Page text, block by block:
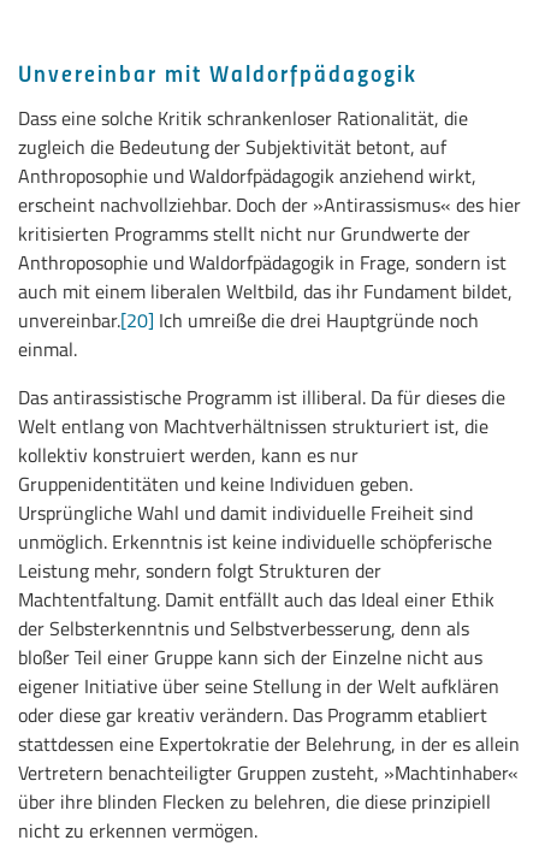
Unvereinbar mit Waldorfpädagogik
Dass eine solche Kritik schrankenloser Rationalität, die
zugleich die Bedeutung der Subjektivität betont, auf
Anthroposophie und Waldorfpädagogik anziehend wirkt,
erscheint nachvollziehbar. Doch der »Antirassismus« des hier
kritisierten Programms stellt nicht nur Grundwerte der
Anthroposophie und Waldorfpädagogik in Frage, sondern ist
auch mit einem liberalen Weltbild, das ihr Fundament bildet,
unvereinbar.[20] Ich umreiße die drei Hauptgründe noch
einmal.
Das antirassistische Programm ist illiberal. Da für dieses die
Welt entlang von Machtverhältnissen strukturiert ist, die
kollektiv konstruiert werden, kann es nur
Gruppenidentitäten und keine Individuen geben.
Ursprüngliche Wahl und damit individuelle Freiheit sind
unmöglich. Erkenntnis ist keine individuelle schöpferische
Leistung mehr, sondern folgt Strukturen der
Machtentfaltung. Damit entfällt auch das Ideal einer Ethik
der Selbsterkenntnis und Selbstverbesserung, denn als
bloßer Teil einer Gruppe kann sich der Einzelne nicht aus
eigener Initiative über seine Stellung in der Welt aufklären
oder diese gar kreativ verändern. Das Programm etabliert
stattdessen eine Expertokratie der Belehrung, in der es allein
Vertretern benachteiligter Gruppen zusteht, »Machtinhaber«
über ihre blinden Flecken zu belehren, die diese prinzipiell
nicht zu erkennen vermögen.